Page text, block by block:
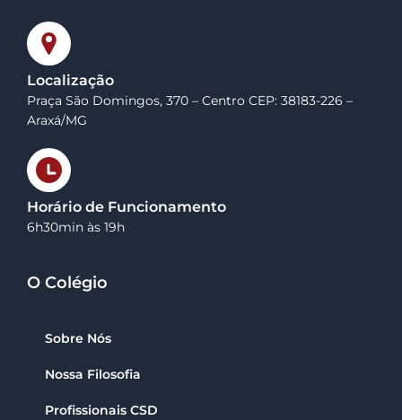
Localização
Praça São Domingos, 370 – Centro CEP: 38183-226 –
Araxá/MG
Horário de Funcionamento
6h30min às 19h
O Colégio
Sobre Nós
Nossa Filosofia
Profissionais CSD